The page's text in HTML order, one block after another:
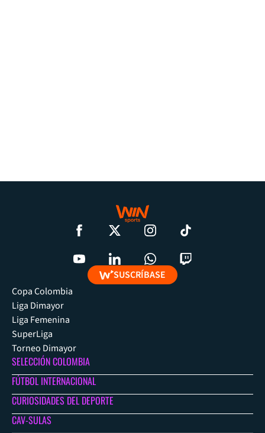
SUSCRÍBASE
Copa Colombia
Liga Dimayor
Liga Femenina
SuperLiga
Torneo Dimayor
SELECCIÓN COLOMBIA
FÚTBOL INTERNACIONAL
CURIOSIDADES DEL DEPORTE
CAV-SULAS